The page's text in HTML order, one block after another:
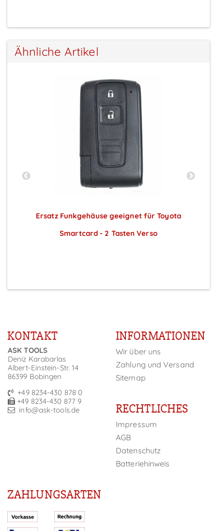
Ähnliche Artikel
Ersatz Funkgehäuse geeignet für Toyota
Smartcard - 2 Tasten Verso
KONTAKT
ASK TOOLS
Deniz Karabarlas
Albert-Einstein-Str. 14
86399 Bobingen
+49 8234-430 878 0
+49 8234-430 877 9
info@ask-tools.de
INFORMATIONEN
Wir über uns
Zahlung und Versand
Sitemap
RECHTLICHES
Impressum
AGB
Datenschutz
Batteriehinweis
ZAHLUNGSARTEN